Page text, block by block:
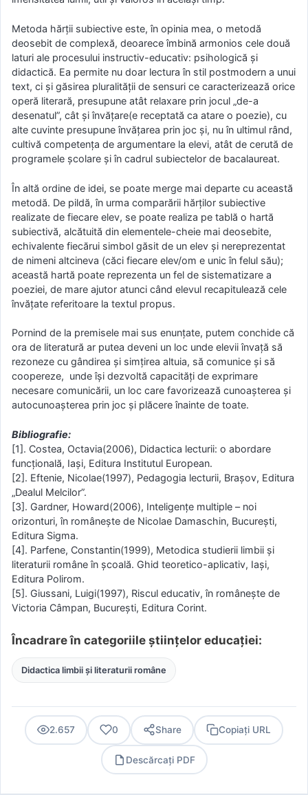
Metoda hărţii subiective este, în opinia mea, o metodă
deosebit de complexă, deoarece îmbină armonios cele două
laturi ale procesului instructiv-educativ: psihologică şi
didactică. Ea permite nu doar lectura în stil postmodern a unui
text, ci şi găsirea pluralităţii de sensuri ce caracterizează orice
operă literară, presupune atât relaxare prin jocul „de-a
desenatul”, cât şi învăţare(e receptată ca atare o poezie), cu
alte cuvinte presupune învăţarea prin joc şi, nu în ultimul rând,
cultivă competenţa de argumentare la elevi, atât de cerută de
programele şcolare şi în cadrul subiectelor de bacalaureat.
În altă ordine de idei, se poate merge mai departe cu această
metodă. De pildă, în urma comparării hărţilor subiective
realizate de fiecare elev, se poate realiza pe tablă o hartă
subiectivă, alcătuită din elementele-cheie mai deosebite,
echivalente fiecărui simbol găsit de un elev şi nereprezentat
de nimeni altcineva (căci fiecare elev/om e unic în felul său);
această hartă poate reprezenta un fel de sistematizare a
poeziei, de mare ajutor atunci când elevul recapitulează cele
învăţate referitoare la textul propus.
Pornind de la premisele mai sus enunţate, putem conchide că
ora de literatură ar putea deveni un loc unde elevii învaţă să
rezoneze cu gândirea şi simţirea altuia, să comunice şi să
coopereze, unde îşi dezvoltă capacităţi de exprimare
necesare comunicării, un loc care favorizează cunoaşterea şi
autocunoaşterea prin joc şi plăcere înainte de toate.
Bibliografie:
[1]. Costea, Octavia(2006), Didactica lecturii: o abordare
funcţională, Iaşi, Editura Institutul European.
[2]. Eftenie, Nicolae(1997), Pedagogia lecturii, Braşov, Editura
„Dealul Melcilor”.
[3]. Gardner, Howard(2006), Inteligenţe multiple – noi
orizonturi, în româneşte de Nicolae Damaschin, Bucureşti,
Editura Sigma.
[4]. Parfene, Constantin(1999), Metodica studierii limbii şi
literaturii române în şcoală. Ghid teoretico-aplicativ, Iaşi,
Editura Polirom.
[5]. Giussani, Luigi(1997), Riscul educativ, în româneşte de
Victoria Câmpan, Bucureşti, Editura Corint.
Încadrare în categoriile științelor educației:
Didactica limbii și literaturii române
2.657 0 Share Copiați URL
Descărcați PDF